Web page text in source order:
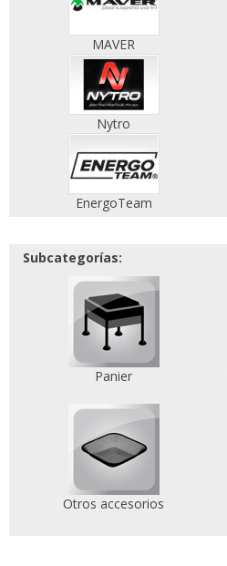
MAVER
Nytro
EnergoTeam
Subcategorías:
Panier
Otros accesorios